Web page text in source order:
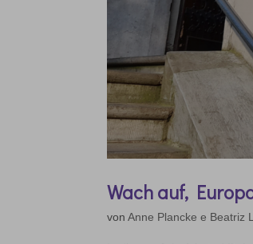
Wach auf,
vonAnne Plancke e Beatriz